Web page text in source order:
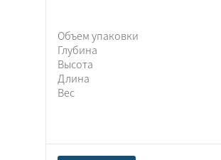
Объем упаковки
Глубина
Высота
Длина
Вес